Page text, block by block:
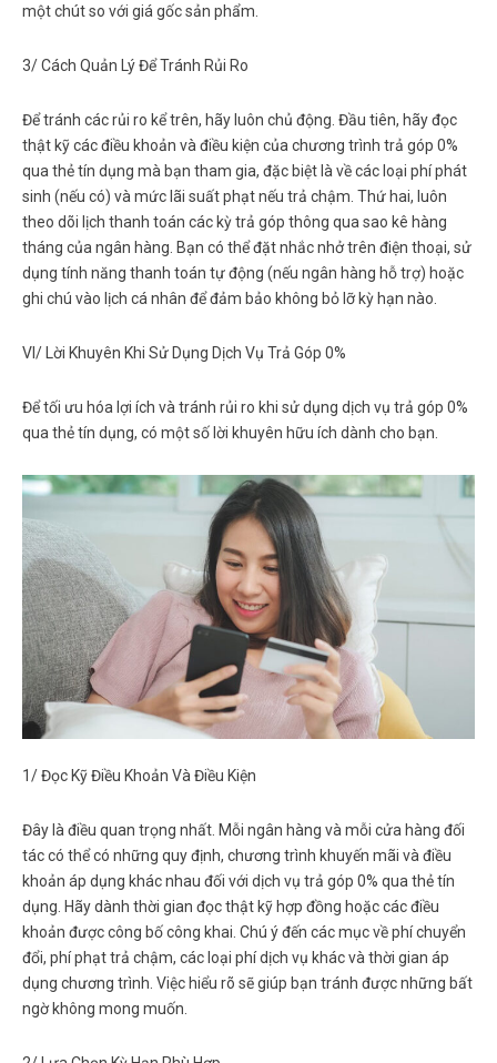
một chút so với giá gốc sản phẩm.
3/ Cách Quản Lý Để Tránh Rủi Ro
Để tránh các rủi ro kể trên, hãy luôn chủ động. Đầu tiên, hãy đọc
thật kỹ các điều khoản và điều kiện của chương trình trả góp 0%
qua thẻ tín dụng mà bạn tham gia, đặc biệt là về các loại phí phát
sinh (nếu có) và mức lãi suất phạt nếu trả chậm. Thứ hai, luôn
theo dõi lịch thanh toán các kỳ trả góp thông qua sao kê hàng
tháng của ngân hàng. Bạn có thể đặt nhắc nhở trên điện thoại, sử
dụng tính năng thanh toán tự động (nếu ngân hàng hỗ trợ) hoặc
ghi chú vào lịch cá nhân để đảm bảo không bỏ lỡ kỳ hạn nào.
VI/ Lời Khuyên Khi Sử Dụng Dịch Vụ Trả Góp 0%
Để tối ưu hóa lợi ích và tránh rủi ro khi sử dụng dịch vụ trả góp 0%
qua thẻ tín dụng, có một số lời khuyên hữu ích dành cho bạn.
1/ Đọc Kỹ Điều Khoản Và Điều Kiện
Đây là điều quan trọng nhất. Mỗi ngân hàng và mỗi cửa hàng đối
tác có thể có những quy định, chương trình khuyến mãi và điều
khoản áp dụng khác nhau đối với dịch vụ trả góp 0% qua thẻ tín
dụng . Hãy dành thời gian đọc thật kỹ hợp đồng hoặc các điều
khoản được công bố công khai. Chú ý đến các mục về phí chuyển
đổi, phí phạt trả chậm, các loại phí dịch vụ khác và thời gian áp
dụng chương trình. Việc hiểu rõ sẽ giúp bạn tránh được những bất
ngờ không mong muốn.